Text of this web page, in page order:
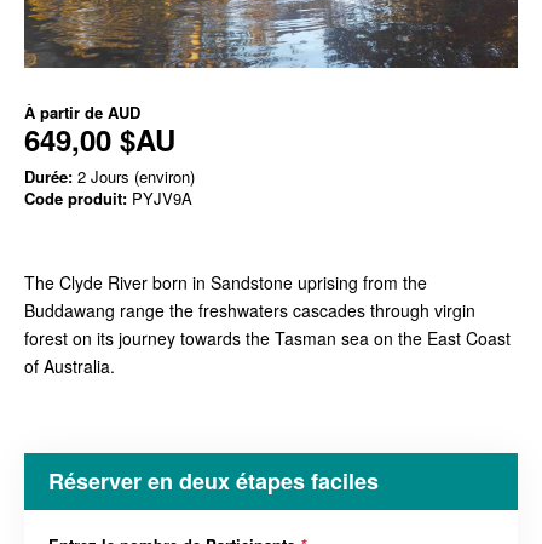
À partir de AUD
649,00 $AU
Durée: 2 Jours (environ)
Code produit: PYJV9A
The Clyde River born in Sandstone uprising from the
Buddawang range the freshwaters cascades through virgin
forest on its journey towards the Tasman sea on the East Coast
of Australia.
Réserver en deux étapes faciles